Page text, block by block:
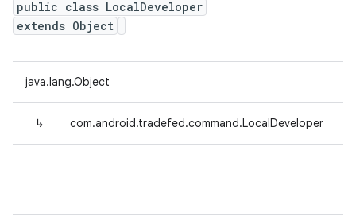
public class LocalDeveloper
extends Object
java.lang.Object
↳ com.android.tradefed.command.LocalDeveloper